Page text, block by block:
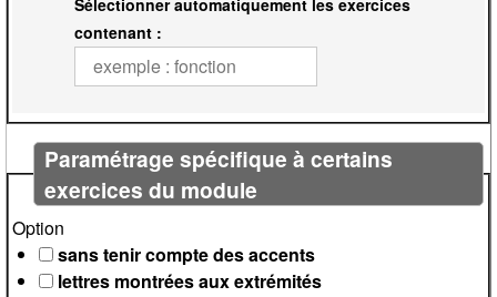
contenant :
Paramétrage spécifique à certains
exercices du module
Option
sans tenir compte des accents
lettres montrées aux extrémités